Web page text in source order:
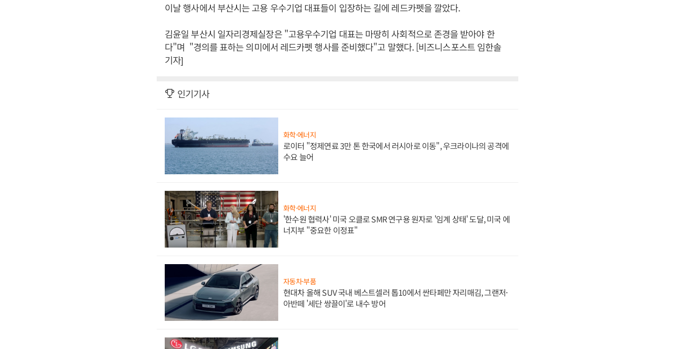
이날 행사에서 부산시는 고용 우수기업 대표들이 입장하는 길에 레드카펫을 깔았다.
김윤일 부산시 일자리경제실장은 "고용우수기업 대표는 마땅히 사회적으로 존경을 받아야 한
다"며 "경의를 표하는 의미에서 레드카펫 행사를 준비했다"고 말했다. [비즈니스포스트 임한솔
기자]
인기기사
화학·에너지
로이터 "정제연료 3만 톤 한국에서 러시아로 이동", 우크라이나의 공격에
수요 늘어
화학·에너지
'한수원 협력사' 미국 오클로 SMR 연구용 원자로 '임계 상태' 도달, 미국 에
너지부 "중요한 이정표"
자동차·부품
현대차 올해 SUV 국내 베스트셀러 톱10에서 싼타페만 자리매김, 그랜저·
아반떼 '세단 쌍끌이'로 내수 방어